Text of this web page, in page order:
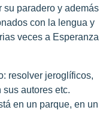
su paradero y además
con la lengua y
veces a Esperanza
resolver jeroglíficos,
autores etc.
en un parque, en un